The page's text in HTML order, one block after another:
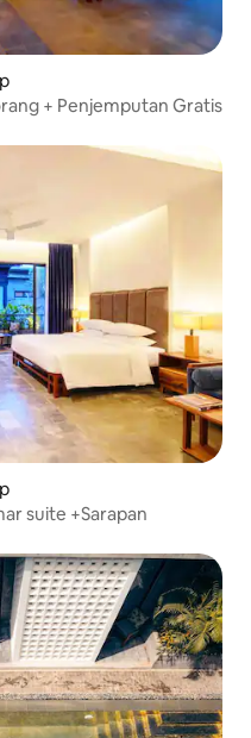
+ Penjemputan Gratis
suite +Sarapan